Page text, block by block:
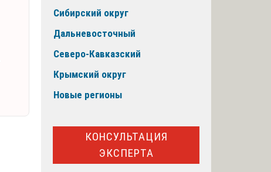
Сибирский округ
Дальневосточный
Северо-Кавказский
Крымский округ
Новые регионы
КОНСУЛЬТАЦИЯ
ЭКСПЕРТА